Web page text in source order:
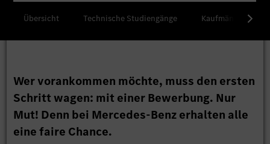
Übersicht Technische Studiengänge Kaufmännische
Wer vorankommen möchte, muss den ersten
Schritt wagen: mit einer Bewerbung. Nur
Mut! Denn bei Mercedes-Benz erhalten alle
eine faire Chance.